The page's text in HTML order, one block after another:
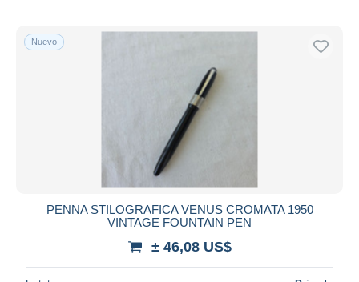
Nuevo
PENNA STILOGRAFICA VENUS CROMATA 1950
VINTAGE FOUNTAIN PEN
± 46,08 US$